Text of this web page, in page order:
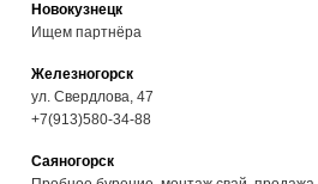
Новокузнецк
Ищем партнёра
Железногорск
ул. Свердлова, 47
+7(913)580-34-88
Саяногорск